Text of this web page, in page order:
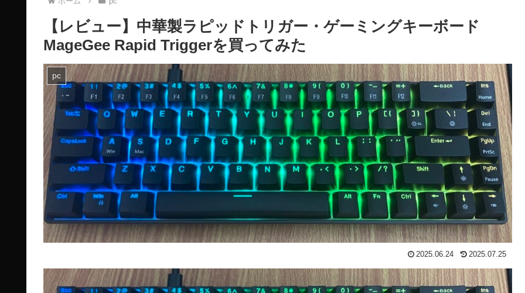
【レビュー】中華製ラピッドトリガー・ゲーミングキーボード
MageGee Rapid Triggerを買ってみた
pc
2025.06.24 2025.07.25